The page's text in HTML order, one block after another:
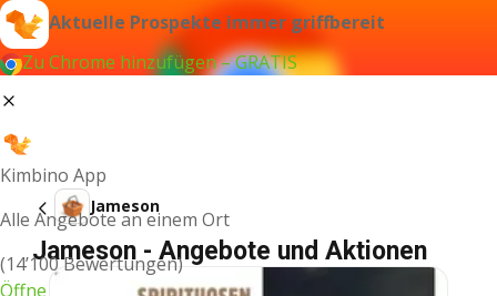
Aktuelle Prospekte immer griffbereit
Zu Chrome hinzufügen – GRATIS
Kimbino App
Alle Angebote an einem Ort
(14’100 Bewertungen)
Öffne
Jameson
Jameson - Angebote und Aktionen